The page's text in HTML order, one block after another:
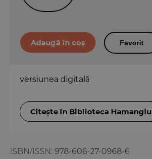
ISBN/ISSN: 978-606-27-0968-6
Favorit
versiunea digitală
Citește în Biblioteca Hamangiu